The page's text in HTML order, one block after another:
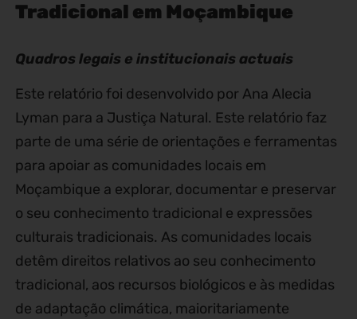
Tradicional em Moçambique
Quadros legais e institucionais actuais
Este relatório foi desenvolvido por Ana Alecia
Lyman para a Justiça Natural. Este relatório faz
parte de uma série de orientações e ferramentas
para apoiar as comunidades locais em
Moçambique a explorar, documentar e preservar
o seu conhecimento tradicional e expressões
culturais tradicionais. As comunidades locais
detêm direitos relativos ao seu conhecimento
tradicional, aos recursos biológicos e às medidas
de adaptação climática, maioritariamente